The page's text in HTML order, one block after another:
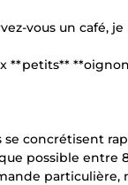
vous un café,
**petits**
se concrétisent
possible entre
particulière,